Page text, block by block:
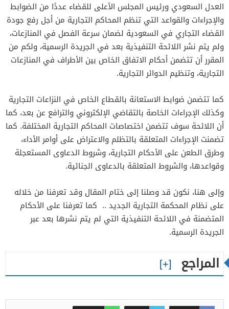
العدل السعودي ورئيس المجلس الأعلى للقضاء عددًا من الضوابط
والإجراءات والقواعد التي تنظم المحاكم التجارية من أجل رفع جودة
القضاء التجاري في السعودية لضمان سرعة الفصل في المنازعات،
ولم يتم نشر اللائحة التنفيذية بعد في الجريدة الرسمية، ولكم من
المقرر أن تتضمن أحكام الاتفاق الخاص بين الأطراف في المنازعات
التجارية، وتنظيم الدوائر التجارية.
كما تتضمن ضوابط الاستعانة بالقطاع الخاص في النزاعات التجارية
وكذلك الإجراءات الخاصة بالتقاضي الإلكتروني والترافع عن بعد، كما
أن اللائحة سوف تتضمن اختصاصات المحاكم التجارية المختلفة. كما
تضمنت الإجراءات المتعلقة بالتظلم والاعتراض على أوامر الأداء،
وطرق الطعن على الأحكام التجارية، وشروط الدعاوى المستعجلة
وقواعدها، والشروط المتعلقة بالدعاوى الجنائية.
وإلى هنا، نكون قد وصلنا إلى ختام المقال وقد تعرفنا من خلاله
على نظام المحكمة التجارية الجديد .. كما تعرفنا على الأحكام
المتضمنة في اللائحة التنفيذية التي لم يتم نشرها بعد عبر
الجريدة الرسمية.
المراجع